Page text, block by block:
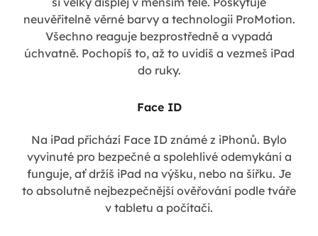
neuvěřitelně věrné barvy a technologii ProMotion.
Všechno reaguje bezprostředně a vypadá
úchvatně. Pochopíš to, až to uvidíš a vezmeš iPad
do ruky.
Face ID
Na iPad přichází Face ID známé z iPhonů. Bylo
vyvinuté pro bezpečné a spolehlivé odemykání a
funguje, ať držíš iPad na výšku, nebo na šířku. Je
to absolutně nejbezpečnější ověřování podle tváře
v tabletu a počítači.